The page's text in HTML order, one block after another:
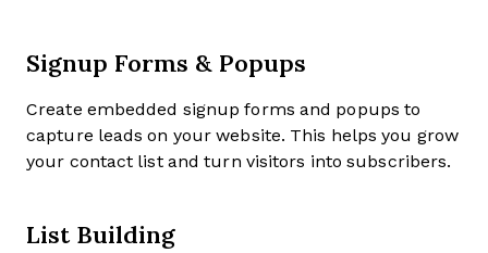
Signup Forms & Popups
Create embedded signup forms and popups to
capture leads on your website. This helps you grow
your contact list and turn visitors into subscribers.
List Building